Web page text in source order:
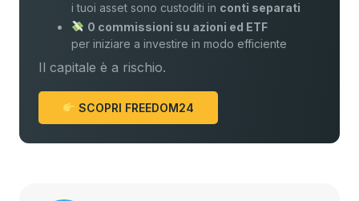
i tuoi asset sono custoditi in conti separati
0 commissioni su azioni ed ETF
per iniziare a investire in modo efficiente
Il capitale è a rischio.
SCOPRI FREEDOM24